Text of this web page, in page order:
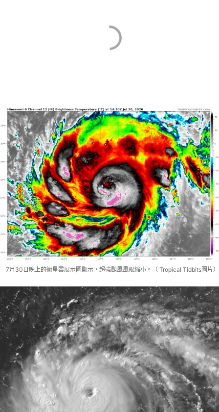
7月30日晚上的衞星雲展示圖顯示，超強颱風風眼縮小。（ Tropical Tidbits圖片）